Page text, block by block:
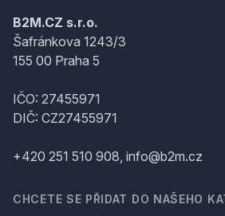
B2M.CZ s.r.o.
Šafránkova 1243/3
155 00 Praha 5
IČO: 27455971
DIČ: CZ27455971
+420 251 510 908, info@b2m.cz
CHCETE SE PŘIDAT DO NAŠEHO